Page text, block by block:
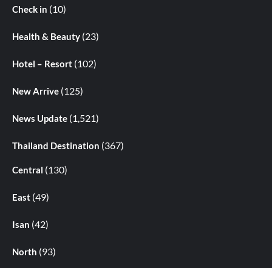
Check in (10)
Health & Beauty (23)
Hotel – Resort (102)
New Arrive (125)
News Update (1,521)
Thailand Destination (367)
Central (130)
East (49)
Isan (42)
North (93)